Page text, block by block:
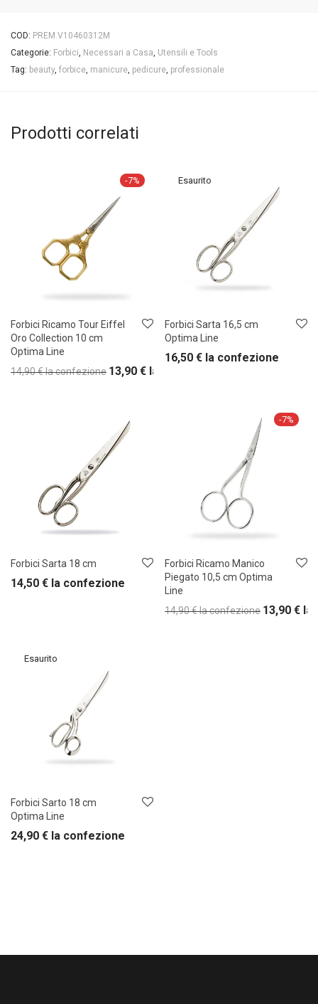
COD: PREM.V10460312M
Categorie: Forbici, Necessari a Casa, Utensili e Tools
Tag: beauty, forbice, manicure, pedicure, professionale
Prodotti correlati
-7%
Forbici Ricamo Tour Eiffel
Oro Collection 10 cm
Optima Line
14,90€la confezione 13,90 € la confezione
Forbici Sarta 16,5 cm
Optima Line
16,50 € la confezione
Forbici Sarta 18 cm
14,50 € la confezione
-7%
Forbici Ricamo Manico
Piegato 10,5 cm Optima
Line
14,90€la confezione 13,90 € la
Forbici Sarto 18 cm
Optima Line
24,90 € la confezione